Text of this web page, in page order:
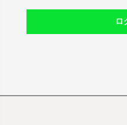
ロ